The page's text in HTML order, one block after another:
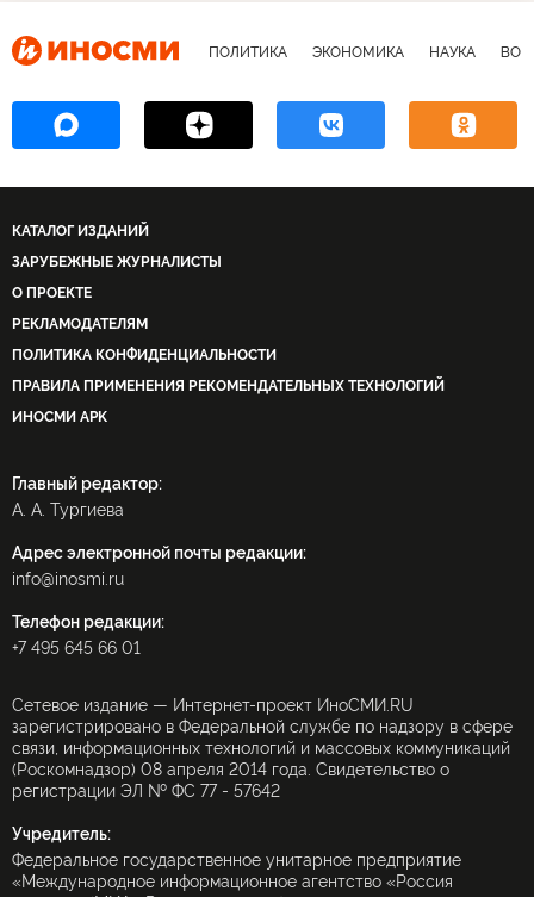
ПОЛИТИКА ЭКОНОМИКА НАУКА
КАТАЛОГ ИЗДАНИЙ
ЗАРУБЕЖНЫЕ ЖУРНАЛИСТЫ
О ПРОЕКТЕ
РЕКЛАМОДАТЕЛЯМ
ПОЛИТИКА КОНФИДЕНЦИАЛЬНОСТИ
ПРАВИЛА ПРИМЕНЕНИЯ РЕКОМЕНДАТЕЛЬНЫХ ТЕХНОЛОГИЙ
ИНОСМИ APK
Главный редактор:
А. А. Тургиева
Адрес электронной почты редакции:
info@inosmi.ru
Телефон редакции:
+7 495 645 66 01
Сетевое издание — Интернет-проект ИноСМИ.RU
зарегистрировано в Федеральной службе по надзору в сфере
связи, информационных технологий и массовых коммуникаций
(Роскомнадзор) 08 апреля 2014 года. Свидетельство о
регистрации ЭЛ № ФС 77 - 57642
Учредитель:
Федеральное государственное унитарное предприятие
«Международное информационное агентство «Россия